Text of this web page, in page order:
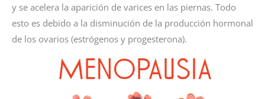
y se acelera la aparición de varices en las piernas. Todo
esto es debido a la disminución de la producción hormonal
de los ovarios (estrógenos y progesterona).